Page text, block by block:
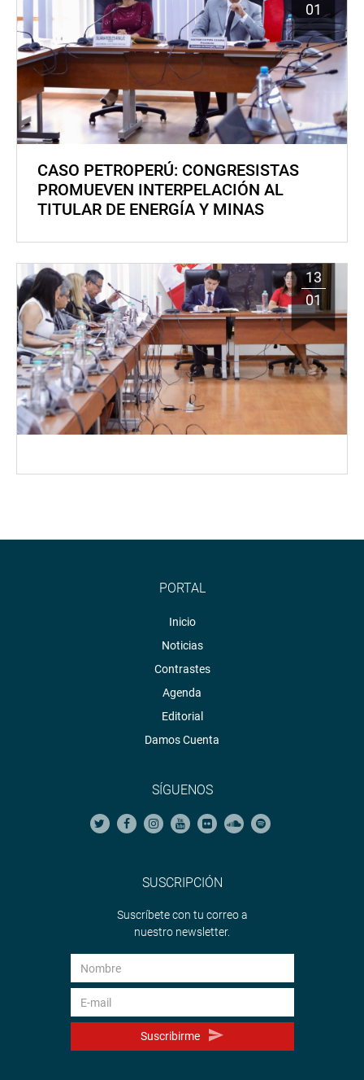
01
CASO PETROPERÚ: CONGRESISTAS
PROMUEVEN INTERPELACIÓN AL
TITULAR DE ENERGÍA Y MINAS
13
01
PORTAL
Inicio
Noticias
Contrastes
Agenda
Editorial
Damos Cuenta
SÍGUENOS
SUSCRIPCIÓN
Suscríbete con tu correo a
nuestro newsletter.
Suscribirme